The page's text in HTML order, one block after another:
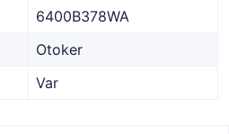
6400B378WA
Otoker
Var